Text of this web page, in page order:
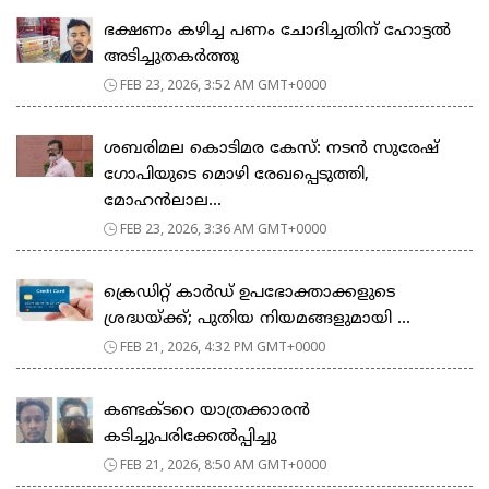
ഭക്ഷണം കഴിച്ച പണം ചോദിച്ചതിന് ഹോട്ടൽ
അടിച്ചുതകർത്തു
FEB 23, 2026, 3:52 AM GMT+0000
ശബരിമല കൊടിമര കേസ്: നടൻ സുരേഷ്
ഗോപിയുടെ മൊഴി രേഖപ്പെടുത്തി,
മോഹൻലാല...
FEB 23, 2026, 3:36 AM GMT+0000
ക്രെഡിറ്റ് കാർഡ് ഉപഭോക്താക്കളുടെ
ശ്രദ്ധയ്ക്ക്; പുതിയ നിയമങ്ങളുമായി ...
FEB 21, 2026, 4:32 PM GMT+0000
കണ്ടക്ടറെ യാത്രക്കാരൻ
കടിച്ചുപരിക്കേൽപ്പിച്ചു
FEB 21, 2026, 8:50 AM GMT+0000